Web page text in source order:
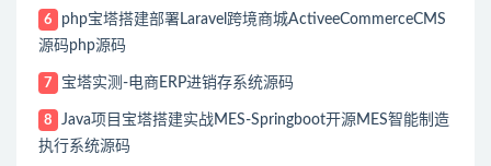
6
php宝塔搭建部署Laravel跨境商城ActiveeCommerceCMS
源码php源码
7 宝塔实测-电商ERP进销存系统源码
8
Java项目宝塔搭建实战MES-Springboot开源MES智能制造
执行系统源码